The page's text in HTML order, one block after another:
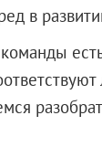
в